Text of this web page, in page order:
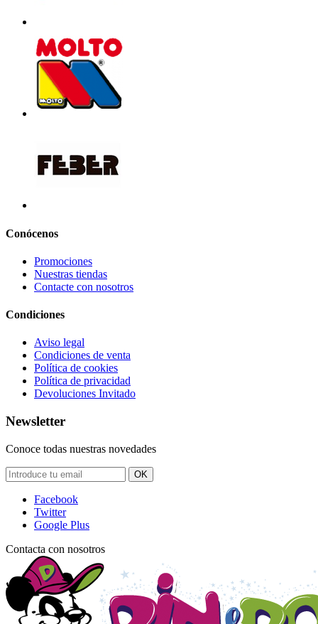
Conócenos
Promociones
Nuestras tiendas
Contacte con nosotros
Condiciones
Aviso legal
Condiciones de venta
Política de cookies
Política de privacidad
Devoluciones Invitado
Newsletter
Conoce todas nuestras novedades
OK
Facebook
Twitter
Google Plus
Contacta con nosotros